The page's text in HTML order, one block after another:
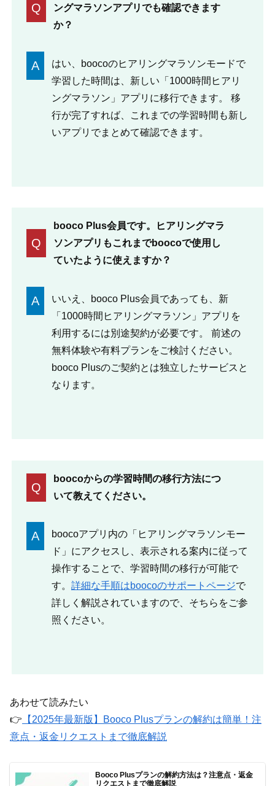
Q
ングマラソンアプリでも確認できます
か？
A
はい、boocoのヒアリングマラソンモードで
学習した時間は、新しい「1000時間ヒアリ
ングマラソン」アプリに移行できます。 移
行が完了すれば、これまでの学習時間も新し
いアプリでまとめて確認できます。
Q
booco Plus会員です。ヒアリングマラ
ソンアプリもこれまでboocoで使用し
ていたように使えますか？
A
いいえ、booco Plus会員であっても、新
「1000時間ヒアリングマラソン」アプリを
利用するには別途契約が必要です。 前述の
無料体験や有料プランをご検討ください。
booco Plusのご契約とは独立したサービスと
なります。
Q
boocoからの学習時間の移行方法につ
いて教えてください。
A
boocoアプリ内の「ヒアリングマラソンモー
ド」にアクセスし、表示される案内に従って
操作することで、学習時間の移行が可能で
す。 詳細な手順はboocoのサポートページで
詳しく解説されていますので、そちらをご参
照ください。
あわせて読みたい
👉 【2025年最新版】Booco Plusプランの解約は簡単！注
意点・返金リクエストまで徹底解説
Booco Plusプランの解約方法は？注意点・返金
リクエストまで徹底解説